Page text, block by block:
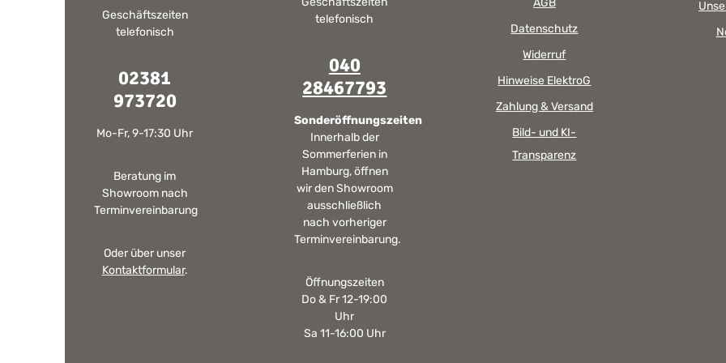
und unterschiedlichen Bildschirmeinstellungen kann es
dazu kommen, dass die Farbe des Produktes nicht
authentisch wiedergegeben wird. Ihre Fragen zu diesem
2381 97372-0,per E-Mail an shop@landlord-living.de oder
nach Terminabsprache persönlich in unserem Showroom.
kommen, dass die Farbe des Produktes nicht authentisch
beantworten wir Ihnen gerne telefonisch unter +49 2381
Terminabsprache persönlich in unserem Showroom.
Geschäftszeiten
telefonisch
02381
973720
Mo-Fr, 9-17:30 Uhr
Beratung im
Showroom nach
Terminvereinbarung
Oder über unser
Kontaktformular.
telefonisch
040
28467793
Sonderöffnungszeiten
Innerhalb der
Sommerferien in
Hamburg, öffnen
wir den Showroom
ausschließlich
nach vorheriger
Terminvereinbarung.
Öffnungszeiten
Do & Fr 12-19:00
Uhr
Sa 11-16:00 Uhr
AGB
Datenschutz
Widerruf
Hinweise ElektroG
Zahlung & Versand
Bild- und KI-
Transparenz